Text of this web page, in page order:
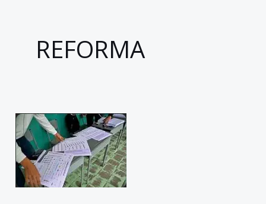
REFORMA
La
Influencia
de
las
Consultas